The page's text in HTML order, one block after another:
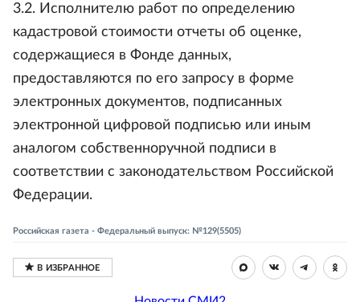
3.2. Исполнителю работ по определению
кадастровой стоимости отчеты об оценке,
содержащиеся в Фонде данных,
предоставляются по его запросу в форме
электронных документов, подписанных
электронной цифровой подписью или иным
аналогом собственноручной подписи в
соответствии с законодательством Российской
Федерации.
Российская газета - Федеральный выпуск: №129(5505)